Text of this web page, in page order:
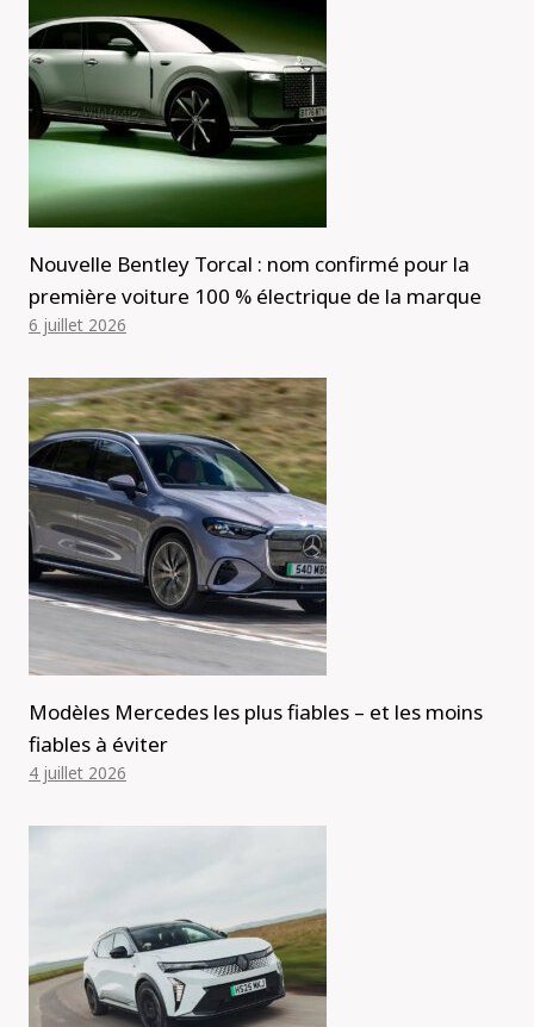
Nouvelle Bentley Torcal : nom confirmé pour la
première voiture 100 % électrique de la marque
6 juillet 2026
Modèles Mercedes les plus fiables – et les moins
fiables à éviter
4 juillet 2026